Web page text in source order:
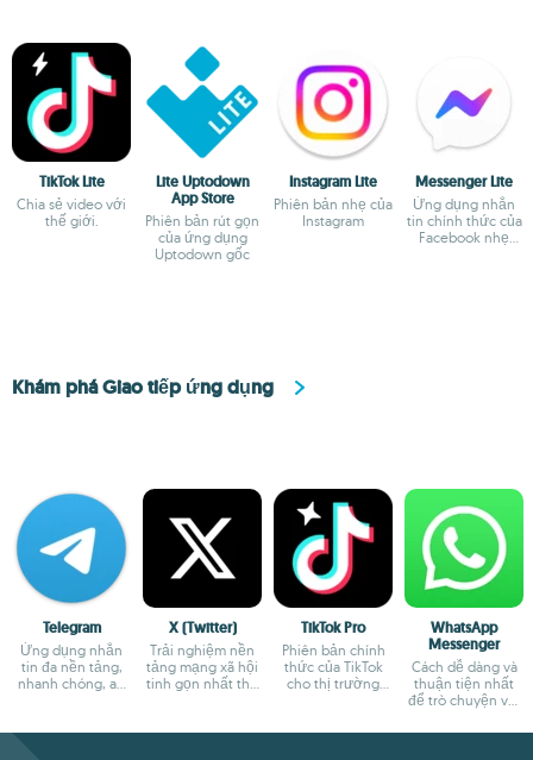
TikTok Lite
Chia sẻ video với
thế giới.
Lite Uptodown
App Store
Phiên bản rút gọn
của ứng dụng
Uptodown gốc
Instagram Lite
Phiên bản nhẹ của
Instagram
Messenger Lite
Ứng dụng nhắn
tin chính thức của
Facebook nhẹ
Khám phá Giao tiếp ứng dụng
Telegram
Ứng dụng nhắn
tin đa nền tảng,
nhanh chóng, an
X (Twitter)
Trải nghiệm nền
tảng mạng xã hội
tinh gọn nhất thế
TikTok Pro
Phiên bản chính
thức của TikTok
cho thị trường
WhatsApp
Messenger
Cách dễ dàng và
thuận tiện nhất
để trò chuyện với